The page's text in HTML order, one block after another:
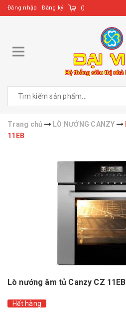
Đăng nhập Đăng ký ()
Trang chủ LÒ NƯỚNG CANZY
11EB
Lò nướng âm tủ Canzy CZ 11EB
Hết hàng